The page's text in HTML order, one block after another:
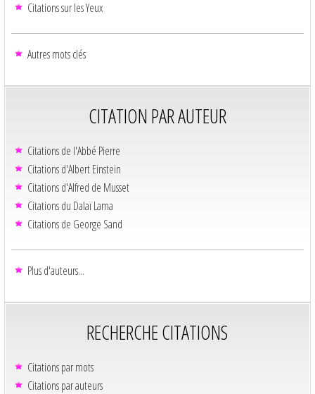
Citations sur les Yeux
Autres mots clés
CITATION PAR AUTEUR
Citations de l'Abbé Pierre
Citations d'Albert Einstein
Citations d'Alfred de Musset
Citations du Dalaï Lama
Citations de George Sand
Plus d'auteurs...
RECHERCHE CITATIONS
Citations par mots
Citations par auteurs